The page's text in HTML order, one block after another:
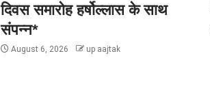
दिवस समारोह हर्षोल्लास के साथ
संपन्न*
August 6, 2026 up aajtak